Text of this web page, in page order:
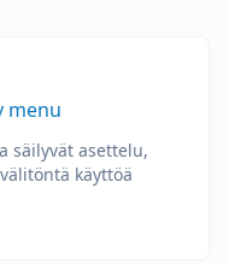
menu
säilyvät asettelu,
käyttöä